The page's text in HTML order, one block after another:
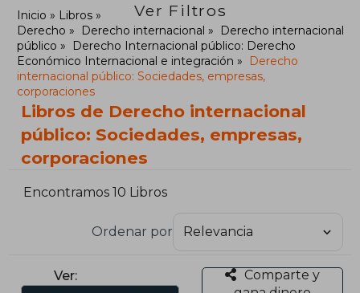
Ver Filtros
Inicio
Libros
Derecho
Derecho internacional
Derecho internacional
público
Derecho Internacional público: Derecho
Económico Internacional e integración
Derecho
internacional público: Sociedades, empresas,
corporaciones
Libros de Derecho internacional
público: Sociedades, empresas,
corporaciones
Encontramos 10 Libros
Ordenar por
Ver:
Comparte y